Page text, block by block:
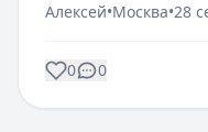
Алексей•Москва•28
0 0